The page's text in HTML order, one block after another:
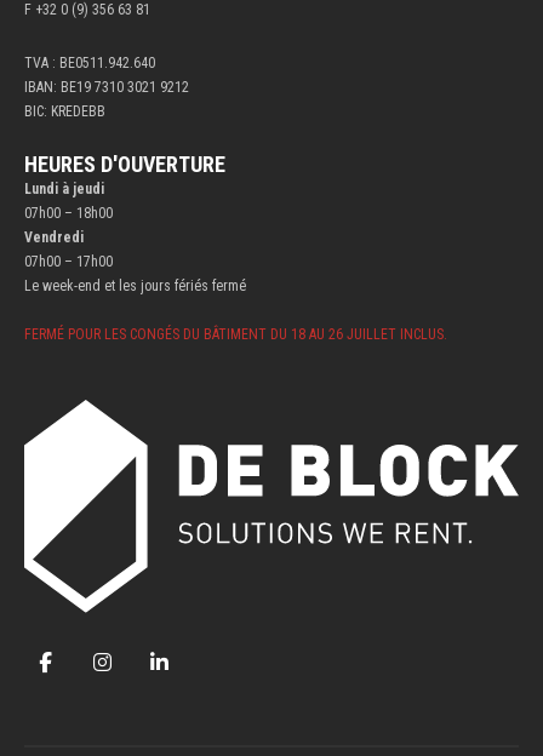
F +32 0 (9) 356 63 81
TVA : BE0511.942.640
IBAN: BE19 7310 3021 9212
BIC: KREDEBB
HEURES D'OUVERTURE
Lundi à jeudi
07h00 – 18h00
Vendredi
07h00 – 17h00
Le week-end et les jours fériés fermé
FERMÉ POUR LES CONGÉS DU BÂTIMENT DU 18 AU 26 JUILLET INCLUS.